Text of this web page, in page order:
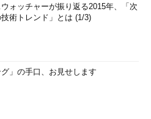
ォッチャーが振り返る2015年、「次
技術トレンド」とは (1/3)
グ」の手口、お見せします